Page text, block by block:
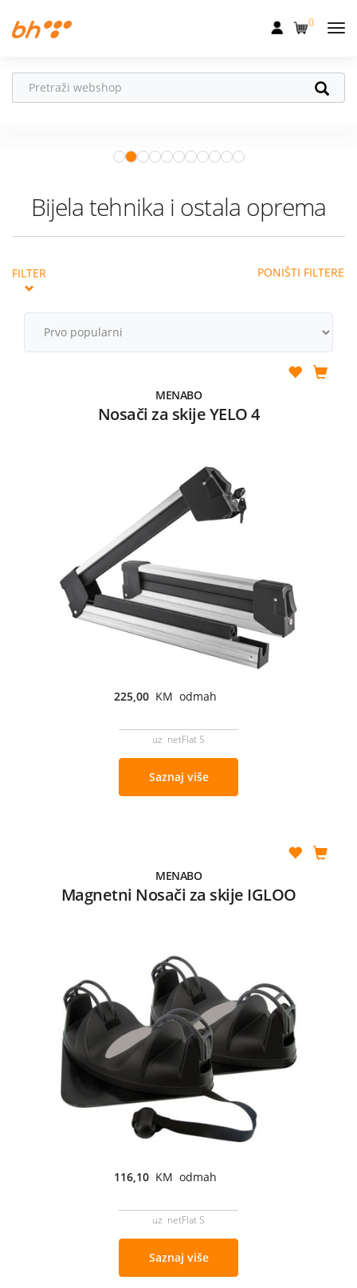
Fiksna
Uređaji
Akcije
Podrška
0
Ne propusti
Prood 04.08.–31.08. očekuju te
super pokloni!
Bijela tehnika i ostala oprema
FILTER PONIŠTI FILTERE
MENABO
Nosači za skije YELO 4
225,00 KM odmah
uz netFlat S
Saznaj više
MENABO
Magnetni Nosači za skije IGLOO
116,10 KM odmah
uz netFlat S
Saznaj više